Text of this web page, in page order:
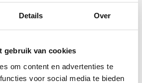
Details Over
gebruik van cookies
om content en advertenties te
voor social media te bieden
Bestel nu